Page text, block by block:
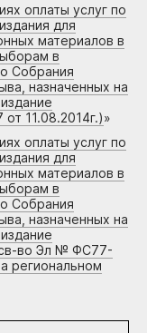
оплаты услуг по
для
материалов в
в
Собрания
назначенных на
11.08.2014г.)»
оплаты услуг по
для
материалов в
в
Собрания
назначенных на
во Эл № ФС77-
региональном